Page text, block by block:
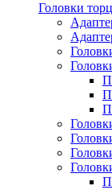
Головки